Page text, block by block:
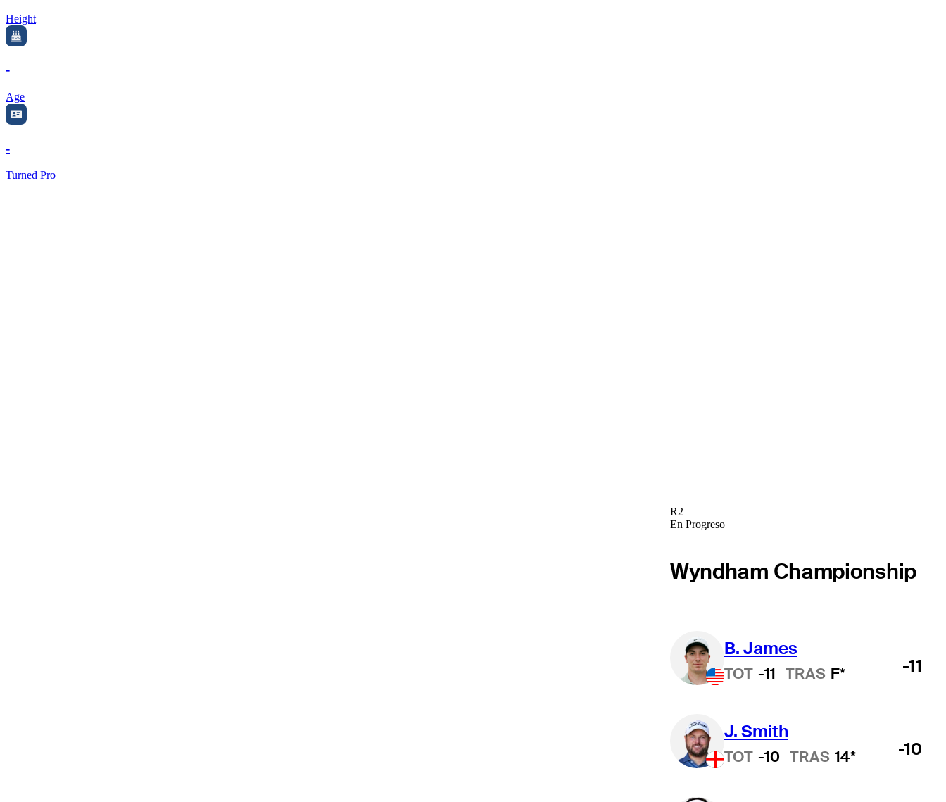
Height
-
Age
-
Turned Pro
R2
En Progreso
Wyndham Championship
B. James
TOT -11 TRAS F* -11
J. Smith
TOT -10 TRAS 14* -10